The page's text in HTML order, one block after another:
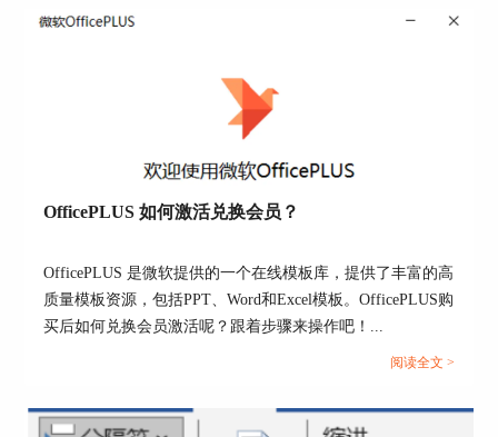
三、透明度图片设置成ppt背景
明度，那设置好透明度的图片可不可以将其设置为
ppt背景呢？下面，就实际操作一下。
1.在PPT幻灯片区域选中透明度图片，鼠标右键选
择“置于底层”选项，会将图片至于幻灯片最底层，
OfficePLUS 如何激活兑换会员？
OfficePLUS 是微软提供的一个在线模板库，提供了丰富的高
质量模板资源，包括PPT、Word和Excel模板。OfficePLUS购
买后如何兑换会员激活呢？跟着步骤来操作吧！...
阅读全文 >